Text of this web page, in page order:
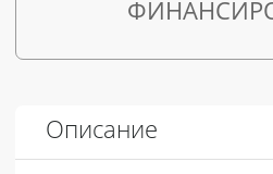
Описание